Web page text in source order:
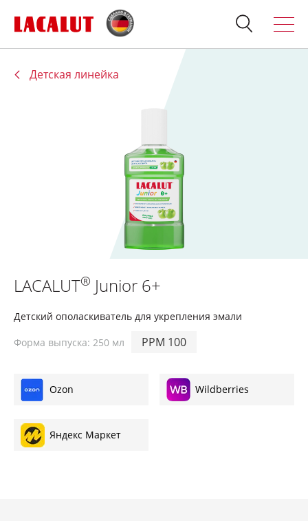
Продукция
Полезно знать
Спросите стоматолога
Контакты
Для стоматологов:
Терапия
Ортопедия
Искать
Детская линейка
LACALUT® Junior 6+
Детский ополаскиватель для укрепления эмали
Форма выпуска: 250 мл
PPM 100
Ozon Wildberries
Яндекс Маркет